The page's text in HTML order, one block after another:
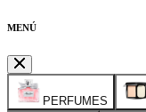
MENÚ
PERFUMES